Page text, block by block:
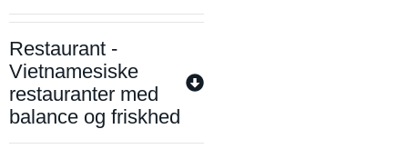
Restaurant -
Vietnamesiske
restauranter med
balance og friskhed